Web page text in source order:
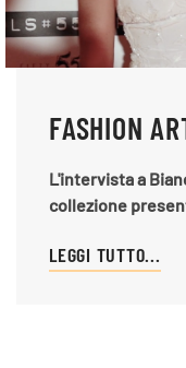
FASHION
L'intervista a
collezione
LEGGI TUTTO...